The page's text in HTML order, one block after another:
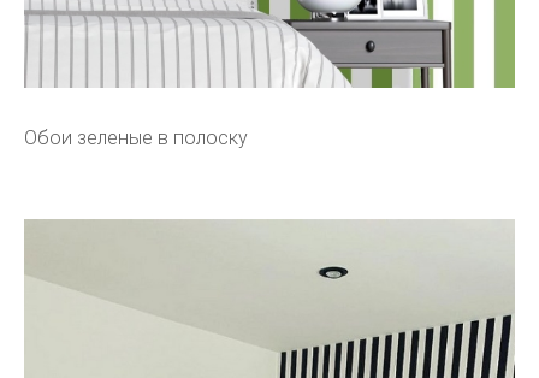
Обои зеленые в полоску